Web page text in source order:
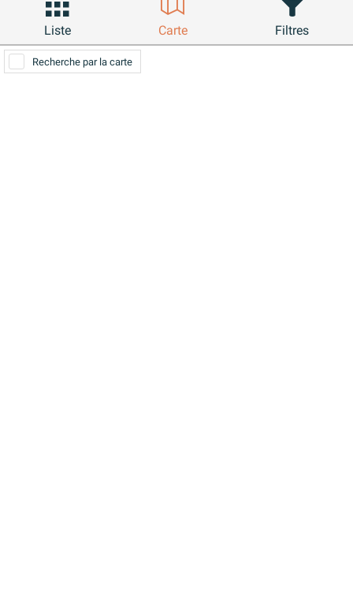
Liste Carte Filtres
Recherche par la carte